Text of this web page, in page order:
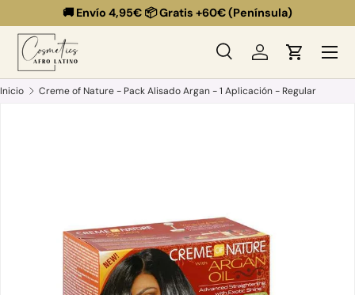
Ir al contenido
🚚 Envío 4,95€ 📦 Gratis +60€ (Península)
Buscar
Buscar
BuscarIniciar sesión
Carrito
Menú
Inicio Creme of Nature - Pack Alisado Argan - 1 Aplicación - Regular